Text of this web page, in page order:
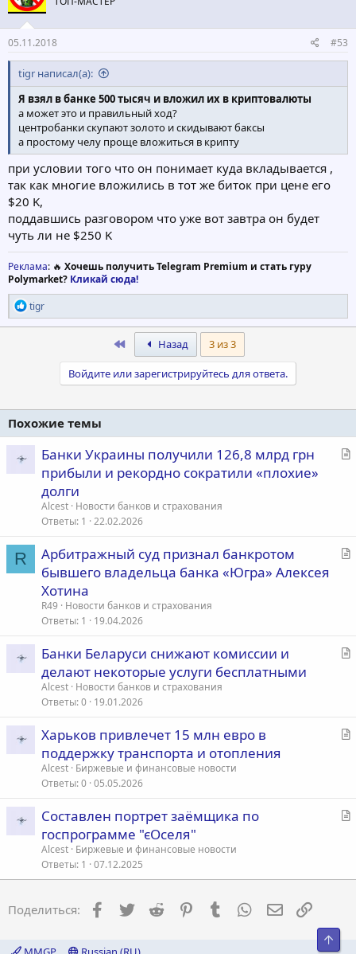
05.11.2018 #53
tigr написал(а):
Я взял в банке 500 тысяч и вложил их в криптовалюты
а может это и правильный ход?
центробанки скупают золото и скидывают баксы
а простому челу проще вложиться в крипту
при условии того что он понимает куда вкладывается ,
так как многие вложились в тот же биток при цене его
$20 K,
поддавшись разговором что уже вот завтра он будет
чуть ли не $250 K
Реклама: 🔥 Хочешь получить Telegram Premium и стать гуру
Polymarket? Кликай сюда!
Р
е
а
tigr
First Назад 3 из 3
Войдите или зарегистрируйтесь для ответа.
Похожие темы
С
Банки Украины получили 126,8 млрд грн
прибыли и рекордно сократили «плохие»
долги
Alcest Новости банков и страхования
Ответы 1 22.02.2026
R
С
Арбитражный суд признал банкротом
бывшего владельца банка «Югра» Алексея
Хотина
R49
Новости банков и страхования
Ответы 1 19.04.2026
С
я
Банки Беларуси снижают комиссии и
делают некоторые услуги бесплатными
Alcest Новости банков и страхования
Ответы 0 19.01.2026
С
я
Харьков привлечет 15 млн евро в
поддержку транспорта и отопления
Alcest Биржевые и финансовые новости
Ответы 0 05.05.2026
С
ь
Составлен портрет заёмщика по
госпрограмме "єОселя"
Alcest Биржевые и финансовые новости
Ответы 1 07.12.2025
Поделиться: Facebook
Twitter Reddit PinterestTumblr WhatsApp